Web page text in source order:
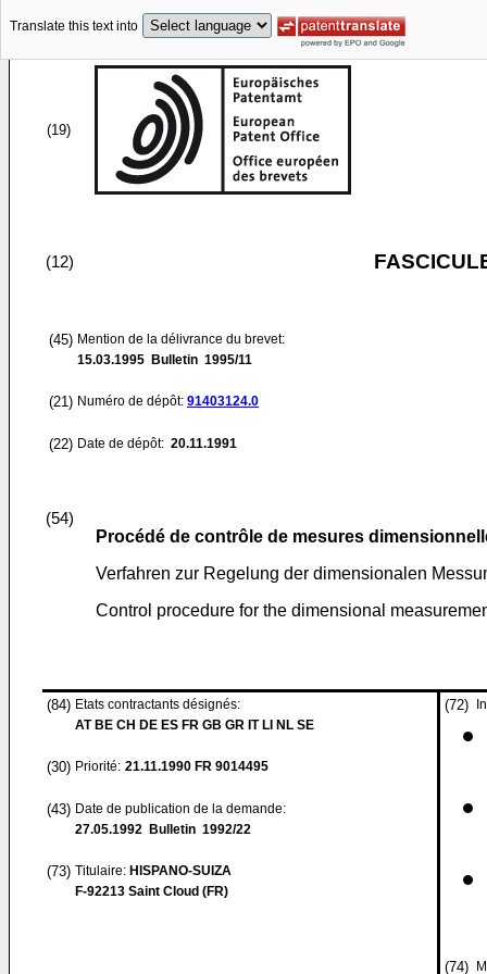
Translate this text into
(19)
(12)
(45) Mention de la délivrance du brevet:
15.03.1995 Bulletin 1995/11
(21) Numéro de dépôt: 91403124.0
(22) Date de dépôt: 20.11.1991
(54)
Procédé de contrôle de mesures
Verfahren zur Regelung der dimensionalen
Control procedure for the dimensional
(84) Etats contractants désignés:
AT BE CH DE ES FR GB GR IT LI NL SE
(30) Priorité: 21.11.1990 FR 9014495
(43) Date de publication de la demande:
27.05.1992 Bulletin 1992/22
(73) Titulaire: HISPANO-SUIZA
F-92213 Saint Cloud (FR)
(72)
(74)